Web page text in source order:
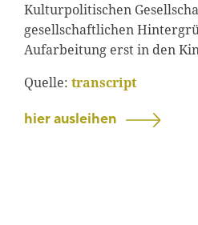
Kulturpolitischen
gesellschaftlichen
Aufarbeitung erst in den
Quelle: transcript
hier ausleihen